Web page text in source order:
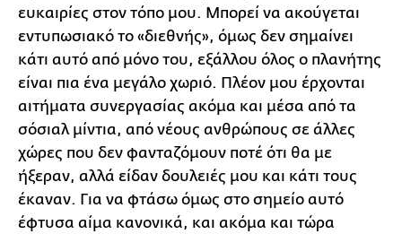
ευκαιρίες στον τόπο μου. Μπορεί να ακούγεται
εντυπωσιακό το «διεθνής», όμως δεν σημαίνει
κάτι αυτό από μόνο του, εξάλλου όλος ο πλανήτης
είναι πια ένα μεγάλο χωριό. Πλέον μου έρχονται
αιτήματα συνεργασίας ακόμα και μέσα από τα
σόσιαλ μίντια, από νέους ανθρώπους σε άλλες
χώρες που δεν φανταζόμουν ποτέ ότι θα με
ήξεραν, αλλά είδαν δουλειές μου και κάτι τους
έκαναν. Για να φτάσω όμως στο σημείο αυτό
έφτυσα αίμα κανονικά, και ακόμα και τώρα